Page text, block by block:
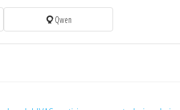
Qwen